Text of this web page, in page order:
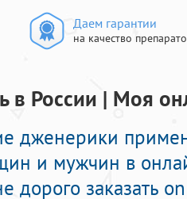
Даем гарантии
на качество
в России | Моя
дженерики
и мужчин в
дорого заказать